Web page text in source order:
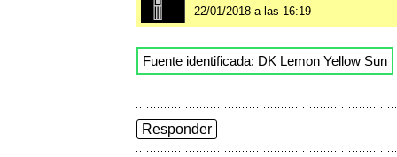
22/01/2018 a las 16:19
Fuente identificada: DK Lemon Yellow Sun
Responder